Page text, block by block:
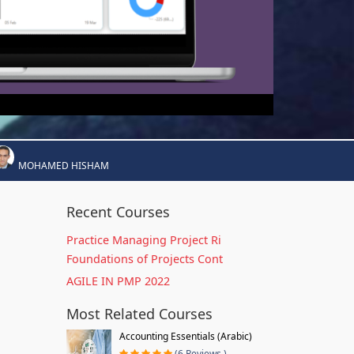
MOHAMED HISHAM
Recent Courses
Practice Managing Project Ri
Foundations of Projects Cont
AGILE IN PMP 2022
Most Related Courses
Accounting Essentials (Arabic)